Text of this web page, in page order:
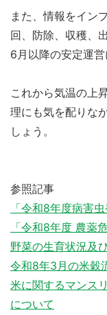
また、情報をイン
回、防除、収穫、
6月以降の安定運営
これから気温の上
理にも気を配りな
しょう。
参照記事
「令和8年度病害
「令和8年度 農薬
野菜の生育状況及
令和8年3月の米穀
米に関するマンス
について